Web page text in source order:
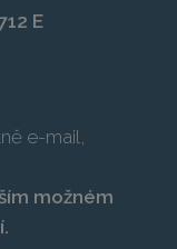
E
e-mail,
možném